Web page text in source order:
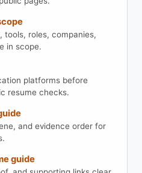
tools, roles, companies,
in scope.
platforms before
resume checks.
and evidence order for
guide